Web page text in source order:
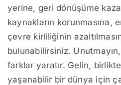
yerine, geri dönüşüme
kaynakların korunmasına,
çevre kirliliğinin
bulunabilirsiniz.
farklar yaratır. Gelin,
yaşanabilir bir dünya için